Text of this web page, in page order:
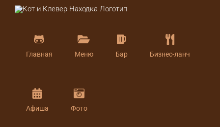
Главная Меню Бар Бизнес-ланч
Афиша Фото